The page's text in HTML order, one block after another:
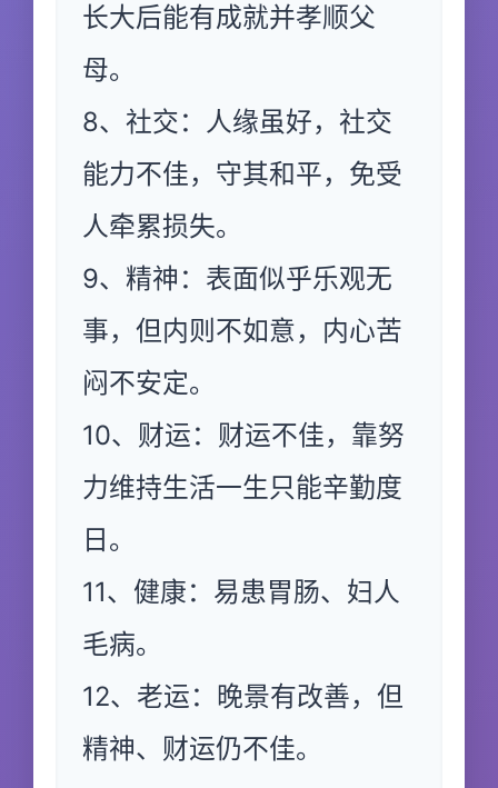
长大后能有成就并孝顺父
母。
8、社交：人缘虽好，社交
能力不佳，守其和平，免受
人牵累损失。
9、精神：表面似乎乐观无
事，但内则不如意，内心苦
闷不安定。
10、财运：财运不佳，靠努
力维持生活一生只能辛勤度
日。
11、健康：易患胃肠、妇人
毛病。
12、老运：晚景有改善，但
精神、财运仍不佳。